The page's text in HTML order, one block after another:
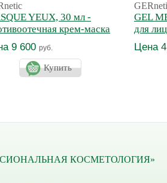
YEUX, 30 мл -
крем-маска
9 600 руб.
Купить
GEL
для
Цена
КОСМЕТОЛОГИЯ»